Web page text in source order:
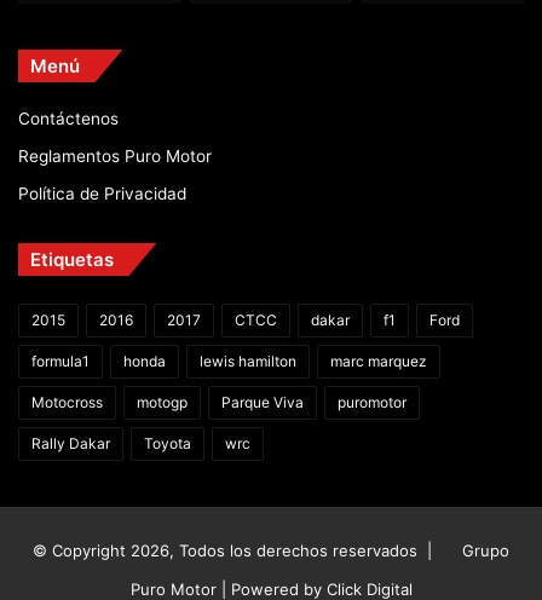
Menú
Contáctenos
Reglamentos Puro Motor
Política de Privacidad
Etiquetas
2015 2016 2017 CTCC dakar f1 Ford
formula1 honda lewis hamilton marc marquez
Motocross motogp Parque Viva puromotor
Rally Dakar Toyota wrc
© Copyright 2026, Todos los derechos reservados |
Grupo
Puro Motor | Powered by Click Digital